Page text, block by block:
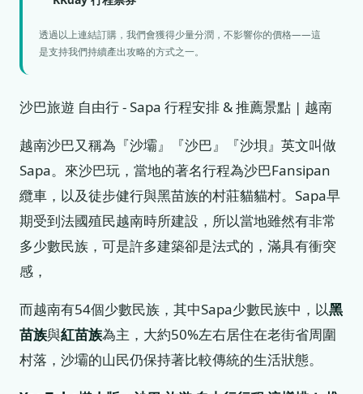
透過以上連結訂購，我們會獲得少量分潤，不影響你的價格——這
是支持我們持續產出攻略的方式之一。
沙巴旅遊 自由行 - Sapa 行程安排 & 推薦景點 | 越南
越南沙巴又稱為『沙壩』『沙巴』『沙垻』英文叫做
Sapa。來沙巴玩，當地的著名行程為沙巴Fansipan
纜車，以及徒步健行與黑苗族的村莊貓貓村。Sapa早
期受到法國殖民越南時所建設，所以當地雖然有非常
多少數民族，可是許多建築卻是法式的，滿具有衝突
感，
而越南有54個少數民族，其中Sapa少數民族中，以黑
苗族與紅苗族為主，大約50%左右居住在老街省周圍
村落，沙壩的山民仍保持著比較傳統的生活狀態。